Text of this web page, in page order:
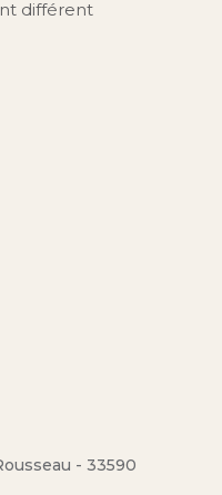
différent
- 33590